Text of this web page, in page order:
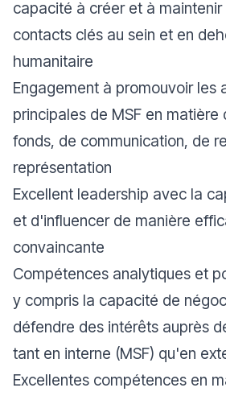
capacité à créer et à
contacts clés au sein et en
humanitaire
Engagement à promouvoir les
principales de MSF en
fonds, de communication, de
représentation
Excellent leadership avec la
et d'influencer de manière
convaincante
Compétences analytiques et
y compris la capacité de
défendre des intérêts auprès
tant en interne (MSF) qu'en
Excellentes compétences en